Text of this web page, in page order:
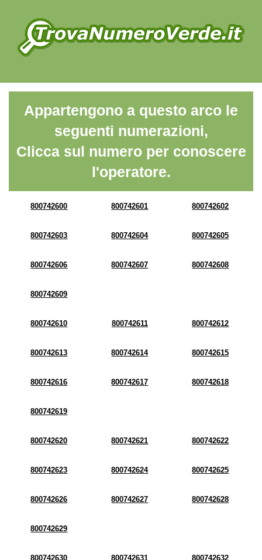
Appartengono a questo arco le
seguenti numerazioni,
Clicca sul numero per conoscere
l'operatore.
800742600 800742601 800742602
800742603 800742604 800742605
800742606 800742607 800742608
800742609
800742610 800742611 800742612
800742613 800742614 800742615
800742616 800742617 800742618
800742619
800742620 800742621 800742622
800742623 800742624 800742625
800742626 800742627 800742628
800742629
800742630 800742631 800742632